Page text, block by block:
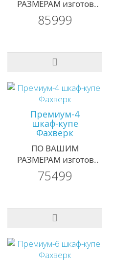
РАЗМЕРАМ изготов..
85999
Премиум-4
шкаф-купе
Фахверк
ПО ВАШИМ
РАЗМЕРАМ изготов..
75499